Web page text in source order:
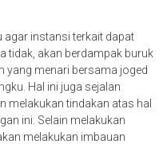
agar instansi terkait dapat
tidak, akan berdampak buruk
yang menari bersama joged
Hal ini juga sejalan
melakukan tindakan atas hal
ini. Selain melakukan
melakukan imbauan